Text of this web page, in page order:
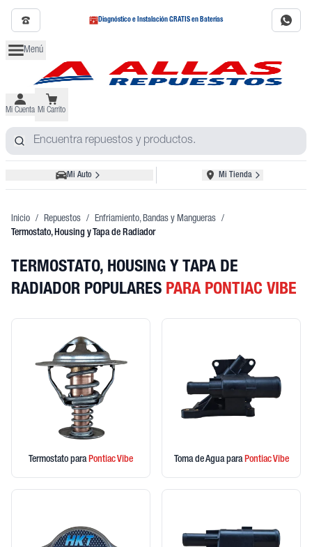
Diagnóstico e Instalación GRATIS en Baterías
Menú
Mi Cuenta Mi Carrito
Mi Auto Mi Tienda
Inicio / Repuestos / Enfriamiento, Bandas y Mangueras /
Termostato, Housing y Tapa de Radiador
TERMOSTATO, HOUSING Y TAPA DE
RADIADOR POPULARES PARA PONTIAC VIBE
Termostato paraPontiacVibe Toma de Agua paraPontiacVibe